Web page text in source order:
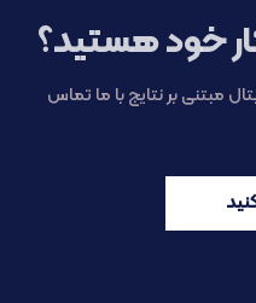
خود هستید؟
مبتنی بر نتایج با ما تماس